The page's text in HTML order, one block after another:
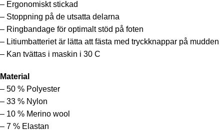
– Ergonomiskt stickad
– Stoppning på de utsatta delarna
– Ringbandage för optimalt stöd på foten
– Litiumbatteriet är lätta att fästa med tryckknappar på mudden
– Kan tvättas i maskin i 30 C
Material
– 50 % Polyester
– 33 % Nylon
– 10 % Merino wool
– 7 % Elastan